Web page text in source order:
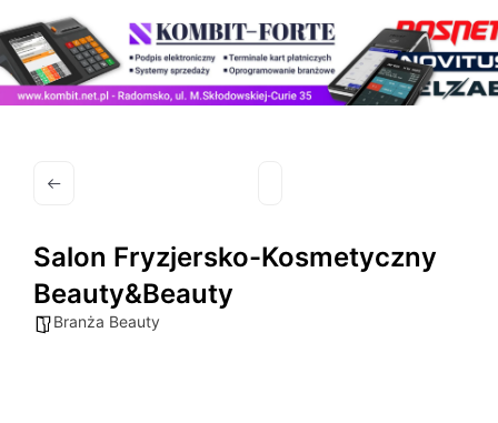
Salon Fryzjersko-Kosmetyczny
Beauty&Beauty
Branża Beauty